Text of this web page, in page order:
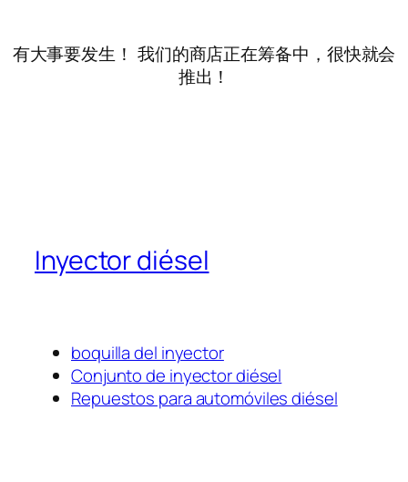
有大事要发生！ 我们的商店正在筹备中，很快就会
推出！
Inyector diésel
boquilla del inyector
Conjunto de inyector diésel
Repuestos para automóviles diésel